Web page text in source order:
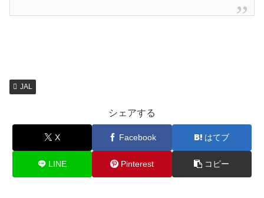
JAL
シェアする
X Facebook はてブ
LINE Pinterest コピー